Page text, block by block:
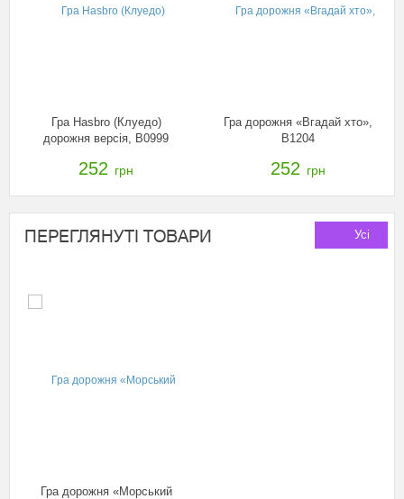
Гра Hasbro (Клуедо)
дорожня версія, B0999
252 грн
Гра дорожня «Вгадай хто»,
B1204
252 грн
ПЕРЕГЛЯНУТІ ТОВАРИ Усі
Гра дорожня «Морський